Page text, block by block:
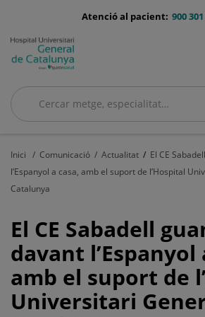
menu-
900
Atenció al pacient:
Cercar
Cercar
Inici Comunicació Actualitat
El CE
l’Espanyol a casa, amb el suport de l’Hospital
Catalunya
El
CE
Sabadell
guanya
El CE Sabadell
davant l’Espanyol
amb el suport de
Universitari